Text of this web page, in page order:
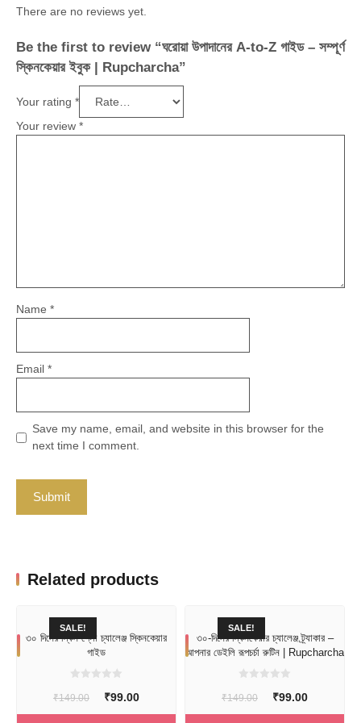
There are no reviews yet.
Be the first to review “ঘরোয়া উপাদানের A-to-Z গাইড – সম্পূর্ণ
স্কিনকেয়ার ইবুক | Rupcharcha”
Your rating *
Your review *
Name *
Email *
Save my name, email, and website in this browser for the
next time I comment.
Related products
SALE!
৩০ দিনের স্কিন গ্লো চ্যালেঞ্জ স্কিনকেয়ার
গাইড
o
t
₹149.00
Original
price
₹99.00Current
price
SALE!
৩০-দিনের স্কিনকেয়ার চ্যালেঞ্জ ট্র্যাকার –
আপনার ডেইলি রূপচর্চা রুটিন | Rupcharcha
o
t
₹149.00
Original
price
₹99.00Current
price